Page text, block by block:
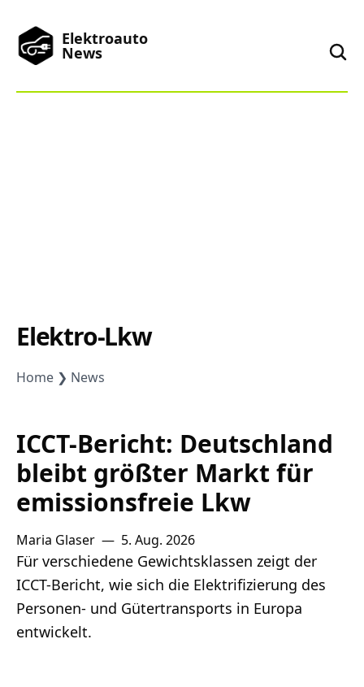
Elektroauto
News
Elektro-Lkw
Home News
ICCT-Bericht: Deutschland
bleibt größter Markt für
emissionsfreie Lkw
Maria Glaser — 5. Aug. 2026
Für verschiedene Gewichtsklassen zeigt der
ICCT-Bericht, wie sich die Elektrifizierung des
Personen- und Gütertransports in Europa
entwickelt.
Lithium